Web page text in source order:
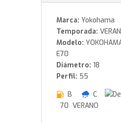
Marca: Yokohama
Temporada:
Modelo:
E70
Diámetro: 18
Perfil: 55
B
C
70 VERANO